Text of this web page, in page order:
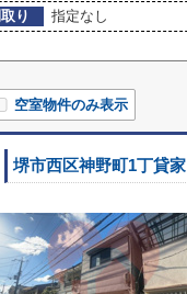
り
指定なし
空室物件のみ表示
堺市西区神野町1丁貸家